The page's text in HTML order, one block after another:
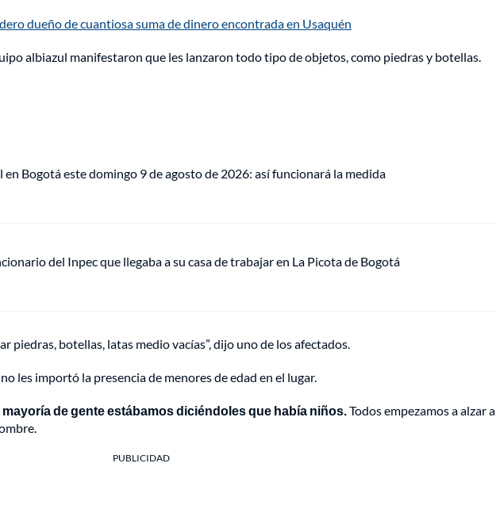
dueño de cuantiosa suma de dinero encontrada en Usaquén
albiazul manifestaron que les lanzaron todo tipo de objetos, como piedras y botellas.
en Bogotá este domingo 9 de agosto de 2026: así funcionará la medida
del Inpec que llegaba a su casa de trabajar en La Picota de Bogotá
piedras, botellas, latas medio vacías”, dijo uno de los afectados.
les importó la presencia de menores de edad en el lugar.
mayoría de gente estábamos diciéndoles que había niños.Todos empezamos a alzar a
PUBLICIDAD